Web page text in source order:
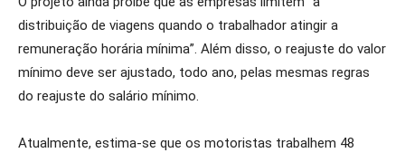
distribuição de viagens quando o trabalhador atingir a
remuneração horária mínima”. Além disso, o reajuste do valor
mínimo deve ser ajustado, todo ano, pelas mesmas regras
do reajuste do salário mínimo.
Atualmente, estima-se que os motoristas trabalhem 48